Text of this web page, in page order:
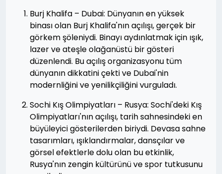
Burj Khalifa – Dubai: Dünyanın en yüksek
binası olan Burj Khalifa'nın açılışı, gerçek bir
görkem şöleniydi. Binayı aydınlatmak için ışık,
lazer ve ateşle olağanüstü bir gösteri
düzenlendi. Bu açılış organizasyonu tüm
dünyanın dikkatini çekti ve Dubai'nin
modernliğini ve yenilikçiliğini vurguladı.
Sochi Kış Olimpiyatları – Rusya: Sochi'deki Kış
Olimpiyatları'nın açılışı, tarih sahnesindeki en
büyüleyici gösterilerden biriydi. Devasa sahne
tasarımları, ışıklandırmalar, dansçılar ve
görsel efektlerle dolu olan bu etkinlik,
Rusya'nın zengin kültürünü ve spor tutkusunu